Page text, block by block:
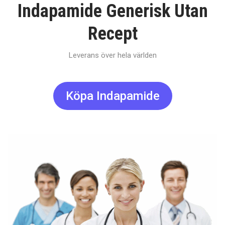
Indapamide Generisk Utan
Recept
Leverans över hela världen
Köpa Indapamide